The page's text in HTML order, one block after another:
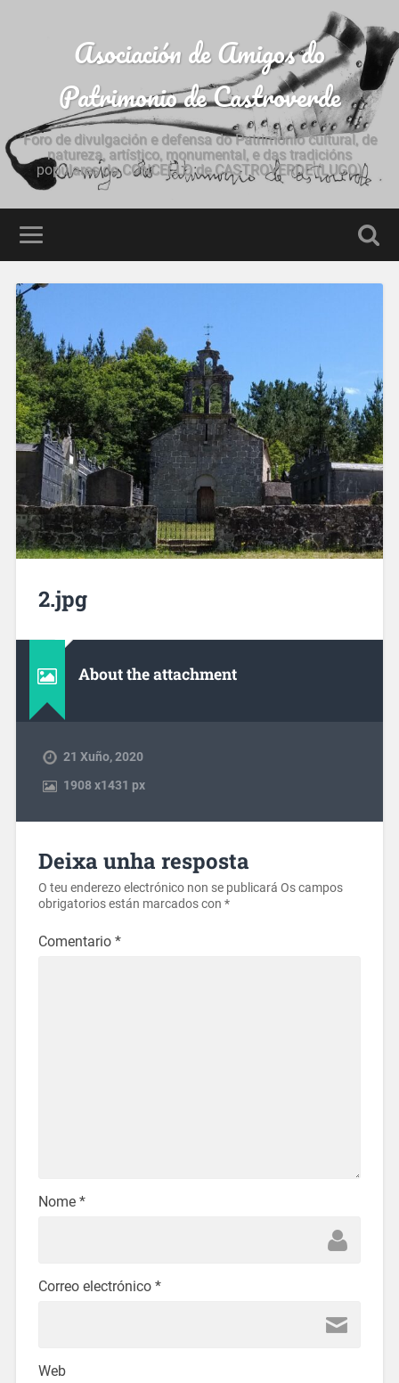
Asociación de Amigos do
Patrimonio de Castroverde
Foro de divulgación e defensa do Patrimonio cultural, de
natureza, artístico, monumental, e das tradicións
populares do CONCELLO de CASTROVERDE (LUGO)
2.jpg
About the attachment
21 Xuño, 2020
1908x1431 px
Deixa unha resposta
O teu enderezo electrónico non se publicará Os campos
obrigatorios están marcados con *
Comentario *
Nome *
Correo electrónico *
Web